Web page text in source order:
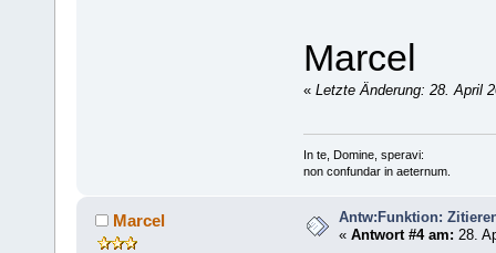
Marcel
« Letzte Änderung: 28. April
In te, Domine, speravi:
non confundar in aeternum.
Marcel
Antw:Funktion:
«Antwort #4 am: 28.